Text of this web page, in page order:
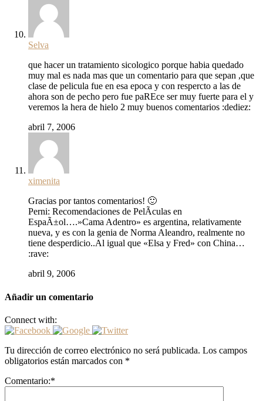
Selva
que hacer un tratamiento sicologico porque habia quedado
muy mal es nada mas que un comentario para que sepan ,que
clase de pelicula fue en esa epoca y con respercto a las de
ahora son de pecho pero fue paREce ser muy fuerte para el y
veremos la hera de hielo 2 muy buenos comentarios :dediez:
abril 7, 2006
ximenita
Gracias por tantos comentarios! 🙂
Perni: Recomendaciones de PelÃ­culas en
EspaÃ±ol….»Cama Adentro» es argentina, relativamente
nueva, y es con la genia de Norma Aleandro, realmente no
tiene desperdicio..Al igual que «Elsa y Fred» con China…
:rave:
abril 9, 2006
Añadir un comentario
Connect with:
Tu dirección de correo electrónico no será publicada. Los campos
obligatorios están marcados con *
Comentario:*